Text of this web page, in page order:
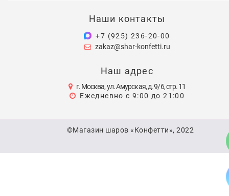
Наши контакты
+7 (925) 236-20-00
zakaz@shar-konfetti.ru
Наш адрес
г. Москва, ул. Амурская, д. 9/6, стр. 11
Ежедневно с 9:00 до 21:00
©Магазин шаров «Конфетти», 2022